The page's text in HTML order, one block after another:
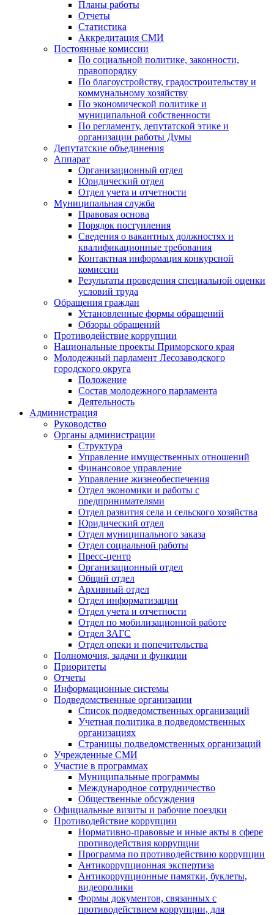
Планы работы
Отчеты
Статистика
Аккредитация СМИ
Постоянные комиссии
По социальной политике, законности,
правопорядку
По благоустройству, градостроительству и
коммунальному хозяйству
По экономической политике и
муниципальной собственности
По регламенту, депутатской этике и
организации работы Думы
Депутатские объединения
Аппарат
Организационный отдел
Юридический отдел
Отдел учета и отчетности
Муниципальная служба
Правовая основа
Порядок поступления
Сведения о вакантных должностях и
квалификационные требования
Контактная информация конкурсной
комиссии
Результаты проведения специальной оценки
условий труда
Обращения граждан
Установленные формы обращений
Обзоры обращений
Противодействие коррупции
Национальные проекты Приморского края
Молодежный парламент Лесозаводского
городского округа
Положение
Состав молодежного парламента
Деятельность
Администрация
Руководство
Органы администрации
Структура
Управление имущественных отношений
Финансовое управление
Управление жизнеобеспечения
Отдел экономики и работы с
предпринимателями
Отдел развития села и сельского хозяйства
Юридический отдел
Отдел муниципального заказа
Отдел социальной работы
Пресс-центр
Организационный отдел
Общий отдел
Архивный отдел
Отдел информатизации
Отдел учета и отчетности
Отдел по мобилизационной работе
Отдел ЗАГС
Отдел опеки и попечительства
Полномочия, задачи и функции
Приоритеты
Отчеты
Информационные системы
Подведомственные организации
Список подведомственных организаций
Учетная политика в подведомственных
организациях
Страницы подведомственных организаций
Учрежденные СМИ
Участие в программах
Муниципальные программы
Международное сотрудничество
Общественные обсуждения
Официальные визиты и рабочие поездки
Противодействие коррупции
Нормативно-правовые и иные акты в сфере
противодействия коррупции
Программа по противодействию коррупции
Антикоррупционная экспертиза
Антикоррупционные памятки, буклеты,
видеоролики
Формы документов, связанных с
противодействием коррупции, для